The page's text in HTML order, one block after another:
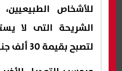
للأشخاص
الشريحة التى لا
لتصبح بقيمة 30 ألف جنية سنويًا.